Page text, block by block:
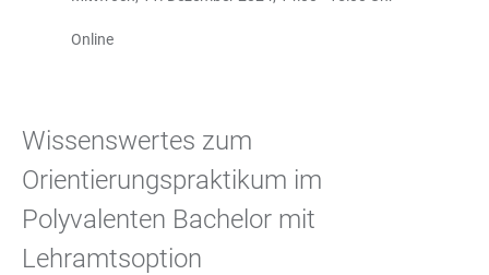
Online
Wissenswertes zum
Orientierungspraktikum im
Polyvalenten Bachelor mit
Lehramtsoption